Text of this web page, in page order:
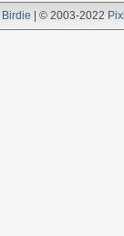
Birdie | © 2003-2022